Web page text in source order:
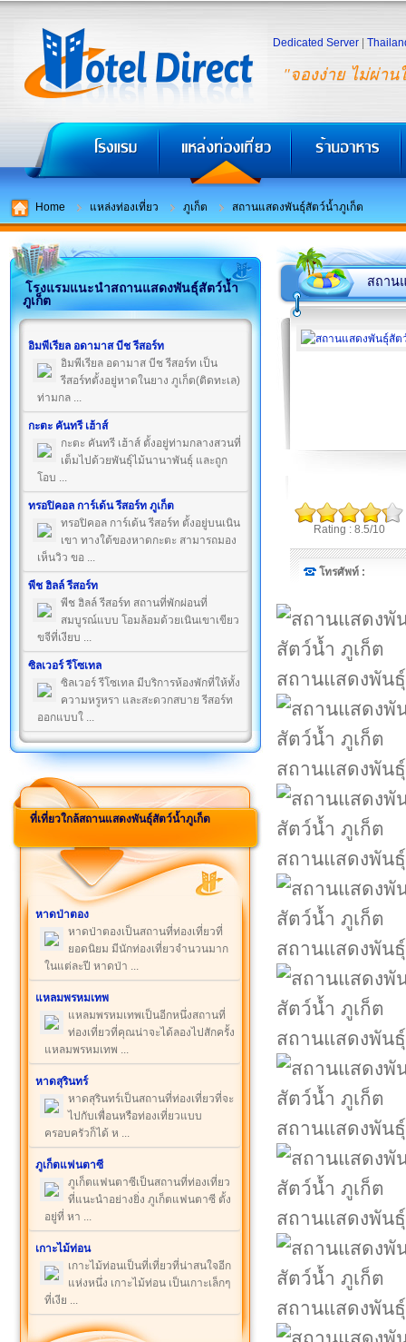
"จองง่าย ไม่ผ่าน
Dedicated Server
Home แหล่งท่องเที่ยว ภูเก็ต สถานแสดงพันธุ์สัตว์น้ำภูเก็ต
โรงแรมแนะนำสถานแสดงพันธุ์สัตว์น้ำ
ภูเก็ต
อิมพีเรียล อดามาส บีช รีสอร์ท
อิมพีเรียล อดามาส บีช รีสอร์ท เป็น
รีสอร์ทตั้งอยู่หาดในยาง ภูเก็ต(ติดทะเล)
ท่ามกล ...
กะตะ คันทรี เฮ้าส์
กะตะ คันทรี เฮ้าส์ ตั้งอยู่ท่ามกลางสวนที่
เต็มไปด้วยพันธุ์ไม้นานาพันธุ์ และถูก
โอบ ...
ทรอปิคอล การ์เด้น รีสอร์ท ภูเก็ต
ทรอปิคอล การ์เด้น รีสอร์ท ตั้งอยู่บนเนิน
เขา ทางใต้ของหาดกะตะ สามารถมอง
เห็นวิว ขอ ...
พีช ฮิลล์ รีสอร์ท
พีช ฮิลล์ รีสอร์ท สถานที่พักผ่อนที่
สมบูรณ์แบบ โอมล้อมด้วยเนินเขาเขียว
ขจีที่เงียบ ...
ซิลเวอร์ รีโซเทล
ซิลเวอร์ รีโซเทล มีบริการห้องพักที่ให้ทั้ง
ความหรูหรา และสะดวกสบาย รีสอร์ท
ออกแบบใ ...
ที่เที่ยวใกล้สถานแสดงพันธุ์สัตว์น้ำภูเก็ต
หาดป่าตอง
หาดป่าตองเป็นสถานที่ท่องเที่ยวที่
ยอดนิยม มีนักท่องเที่ยวจำนวนมาก
ในแต่ละปี หาดป่า ...
แหลมพรหมเทพ
แหลมพรหมเทพเป็นอีกหนึ่งสถานที่
ท่องเที่ยวที่คุณน่าจะได้ลองไปสักครั้ง
แหลมพรหมเทพ ...
หาดสุรินทร์
หาดสุรินทร์เป็นสถานที่ท่องเที่ยวที่จะ
ไปกับเพื่อนหรือท่องเที่ยวแบบ
ครอบครัวก็ได้ ห ...
ภูเก็ตแฟนตาซี
ภูเก็ตแฟนตาซีเป็นสถานที่ท่องเที่ยว
ที่แนะนำอย่างยิ่ง ภูเก็ตแฟนตาซี ตั้ง
อยู่ที่ หา ...
เกาะไม้ท่อน
เกาะไม้ท่อนเป็นที่เที่ยวที่น่าสนใจอีก
แห่งหนึ่ง เกาะไม้ท่อน เป็นเกาะเล็กๆ
ที่เงีย ...
สถาน
Rating : 8.5/10
โทรศัพท์ :
สถานแสดงพัน
สถานแสดงพัน
สถานแสดงพัน
สถานแสดงพัน
สถานแสดงพัน
สถานแสดงพัน
สถานแสดงพัน
สถานแสดงพัน